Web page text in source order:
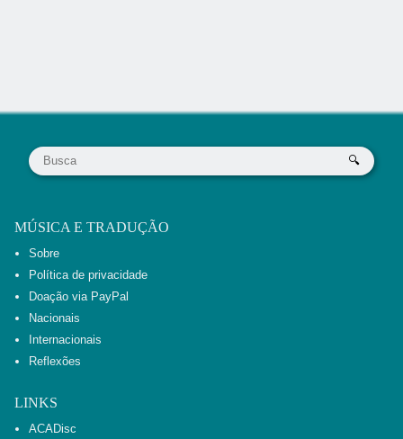
MÚSICA E TRADUÇÃO
Sobre
Política de privacidade
Doação via PayPal
Nacionais
Internacionais
Reflexões
LINKS
ACADisc